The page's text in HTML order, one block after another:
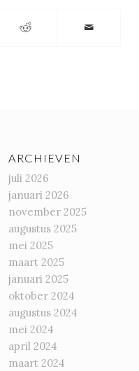
ARCHIEVEN
juli 2026
januari 2026
november 2025
augustus 2025
mei 2025
maart 2025
januari 2025
oktober 2024
augustus 2024
mei 2024
april 2024
maart 2024